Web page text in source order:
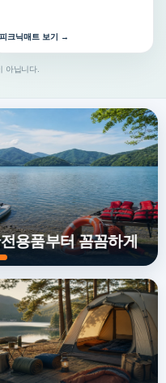
피크닉매트 보기 →
아닙니다.